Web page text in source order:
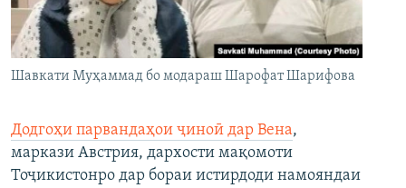
Шавкати Муҳаммад бо модараш Шарофат Шарифова
Додгоҳи парвандаҳои ҷиноӣ дар Вена,
маркази Австрия, дархости мақомоти
Тоҷикистонро дар бораи истирдоди намояндаи